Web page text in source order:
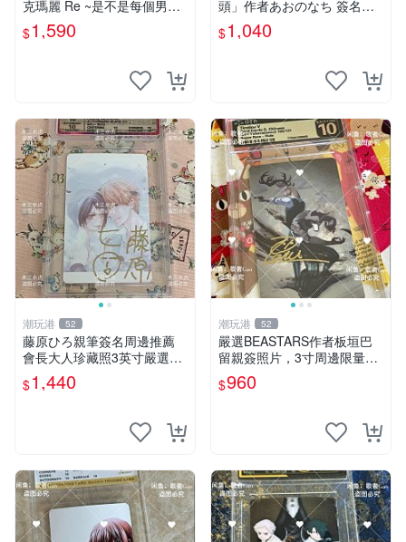
克瑪麗 Re ~是不是每個男人
都這樣？（附贈快速通關信
封）》附書腰 歐馬克 吳瑪麗
$1,590
頭」作者あおのなち 簽名照
片 3寸原裝卡磚 親筆簽名照
收藏佳品 周邊限定 照片拍賣
$1,040
潮玩港 52
藤原ひろ親筆簽名周邊推薦
會長大人珍藏照3英寸嚴選女
仆紀念品 面簽收藏 會長大人
簽名照 女仆照 面簽收藏
$1,440
潮玩港 52
嚴選BEASTARS作者板垣巴
留親簽照片，3寸周邊限量收
藏 BEASTARS 作者 經典 細
節收藏
$960